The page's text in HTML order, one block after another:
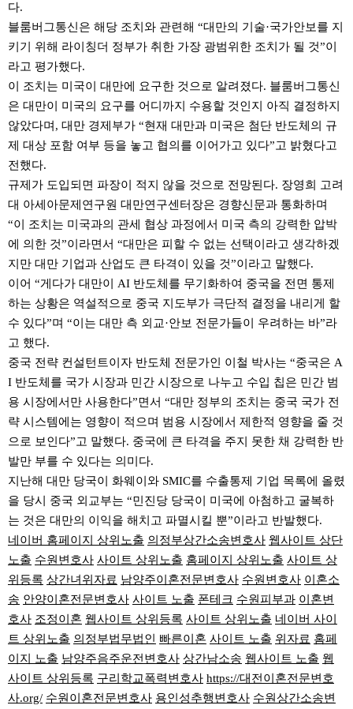
다.
블룸버그통신은 해당 조치와 관련해 “대만의 기술·국가안보를 지
키기 위해 라이칭더 정부가 취한 가장 광범위한 조치가 될 것”이
라고 평가했다.
이 조치는 미국이 대만에 요구한 것으로 알려졌다. 블룸버그통신
은 대만이 미국의 요구를 어디까지 수용할 것인지 아직 결정하지
않았다며, 대만 경제부가 “현재 대만과 미국은 첨단 반도체의 규
제 대상 포함 여부 등을 놓고 협의를 이어가고 있다”고 밝혔다고
전했다.
규제가 도입되면 파장이 적지 않을 것으로 전망된다. 장영희 고려
대 아세아문제연구원 대만연구센터장은 경향신문과 통화하며
“이 조치는 미국과의 관세 협상 과정에서 미국 측의 강력한 압박
에 의한 것”이라면서 “대만은 피할 수 없는 선택이라고 생각하겠
지만 대만 기업과 산업도 큰 타격이 있을 것”이라고 말했다.
이어 “게다가 대만이 AI 반도체를 무기화하여 중국을 전면 통제
하는 상황은 역설적으로 중국 지도부가 극단적 결정을 내리게 할
수 있다”며 “이는 대만 측 외교·안보 전문가들이 우려하는 바”라
고 했다.
중국 전략 컨설턴트이자 반도체 전문가인 이철 박사는 “중국은 A
I 반도체를 국가 시장과 민간 시장으로 나누고 수입 칩은 민간 범
용 시장에서만 사용한다”면서 “대만 정부의 조치는 중국 국가 전
략 시스템에는 영향이 적으며 범용 시장에서 제한적 영향을 줄 것
으로 보인다”고 말했다. 중국에 큰 타격을 주지 못한 채 강력한 반
발만 부를 수 있다는 의미다.
지난해 대만 당국이 화웨이와 SMIC를 수출통제 기업 목록에 올렸
을 당시 중국 외교부는 “민진당 당국이 미국에 아첨하고 굴복하
는 것은 대만의 이익을 해치고 파멸시킬 뿐”이라고 반발했다.
네이버 홈페이지 상위노출 의정부상간소송변호사 웹사이트 상단
노출 수원변호사 사이트 상위노출 홈페이지 상위노출 사이트 상
위등록 상간녀위자료 남양주이혼전문변호사 수원변호사 이혼소
송 안양이혼전문변호사 사이트 노출 폰테크 수원피부과 이혼변
호사 조정이혼 웹사이트 상위등록 사이트 상위노출 네이버 사이
트 상위노출 의정부법무법인 빠른이혼 사이트 노출 위자료 홈페
이지 노출 남양주음주운전변호사 상간남소송 웹사이트 노출 웹
사이트 상위등록 구리학교폭력변호사 https://대전이혼전문변호
사.org/ 수원이혼전문변호사 용인성추행변호사 수원상간소송변